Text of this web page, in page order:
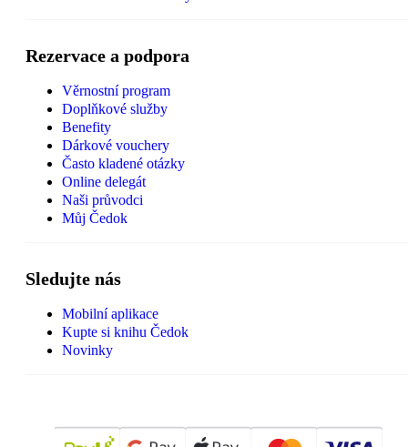
Rezervace a podpora
Věrnostní program
Doplňkové služby
Benefity
Dárkové vouchery
Často kladené otázky
Online delegát
Naši průvodci
Můj Čedok
Sledujte nás
Mobilní aplikace
Kupte si knihu Čedok
Novinky